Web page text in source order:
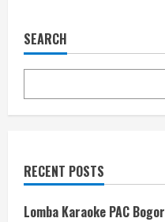
SEARCH
RECENT POSTS
Lomba Karaoke PAC